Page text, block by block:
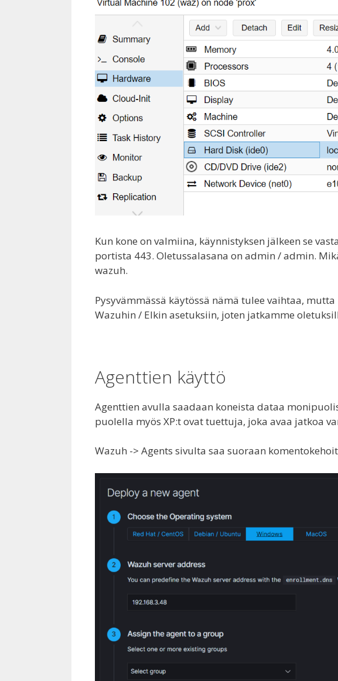
Kun kone on valmiina, käynnistyksen jälkeen se
portista 443. Oletussalasana on admin / admin.
wazuh.
Pysyvämmässä käytössä nämä tulee vaihtaa,
Wazuhin / Elkin asetuksiin, joten jatkamme
Agenttien käyttö
Agenttien avulla saadaan koneista dataa
puolella myös XP:t ovat tuettuja, joka avaa jatkoa
Wazuh -> Agents sivulta saa suoraan